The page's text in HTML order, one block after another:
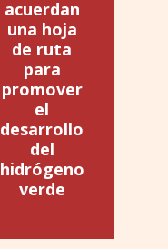
acuerdan
una hoja
de ruta
para
promover
el
desarrollo
del
hidrógeno
verde